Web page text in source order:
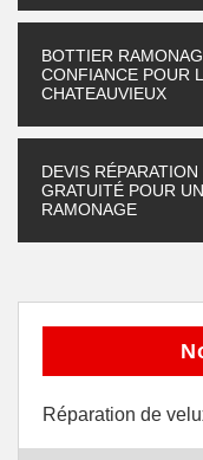
BOTTIER
CONFIANCE POUR
CHATEAUVIEUX
DEVIS
GRATUITÉ POUR
RAMONAGE
Réparation de